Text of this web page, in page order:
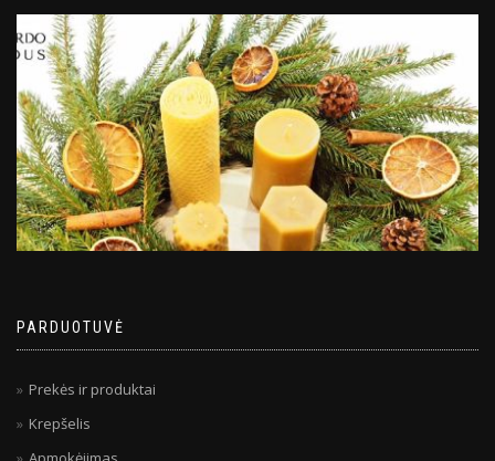
PARDUOTUVĖ
Prekės ir produktai
Krepšelis